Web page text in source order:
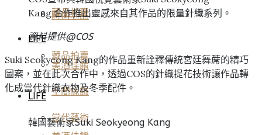
時尚名品
藏品拍賣
LIFE
藏品拍賣
LIFE
美酒佳餚
空間傢飾
當代藝術
Kang 合作推出靈感來自其作品的限量針織系列。
資料提供@COS
Suki Seokyeong Kang的作品重新詮釋傳統宮廷舞蓆的精巧
圖案，並在此次合作中，透過COS的針織提花技術讓作品轉
化成當代針織衣物及冬季配件。
韓國藝術家Suki Seokyeong Kang